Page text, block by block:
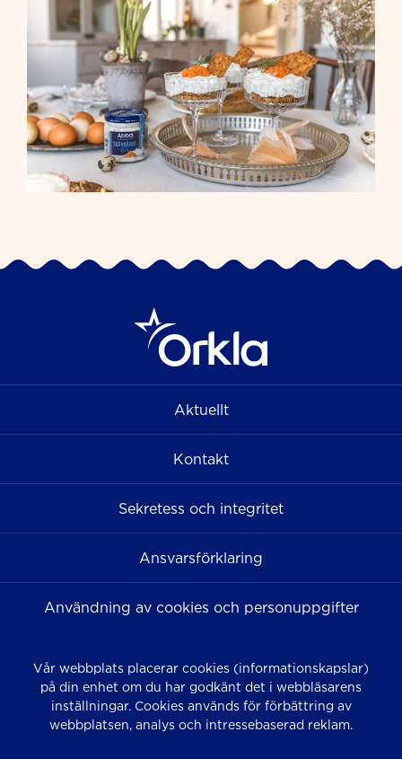
Aktuellt
Kontakt
Sekretess och integritet
Ansvarsförklaring
Användning av cookies och personuppgifter
Vår webbplats placerar cookies (informationskapslar)
på din enhet om du har godkänt det i webbläsarens
inställningar. Cookies används för förbättring av
webbplatsen, analys och intressebaserad reklam.